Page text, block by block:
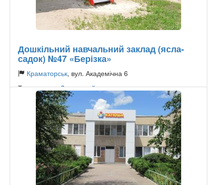
Дошкільний навчальний заклад (ясла-
садок) №47 «Берізка»
Краматорськ, вул. Академічна 6
Тип садочку:Державний